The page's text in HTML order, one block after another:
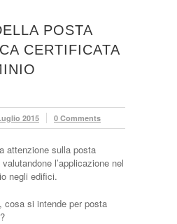
POSTA
CERTIFICATA
2015 0 Comments
attenzione sulla posta
l’applicazione nel
negli edifici.
cosa si intende per posta